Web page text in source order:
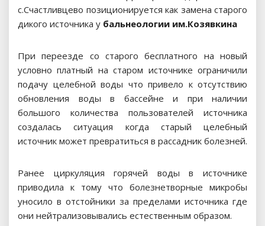
с.Счастливцево позиционируется как замена старого
дикого источника у бальнеологии им.Козявкина
При переезде со старого бесплатного на новый
условно платный на старом источнике ограничили
подачу целебной воды что привело к отсутствию
обновления воды в бассейне и при наличии
большого количества пользователей источника
создалась ситуация когда старый целебный
источник может превратиться в рассадник болезней.
Ранее циркуляция горячей воды в источнике
приводила к тому что болезнетворные микробы
уносило в отстойники за пределами источника где
они нейтрализовывались естественным образом.